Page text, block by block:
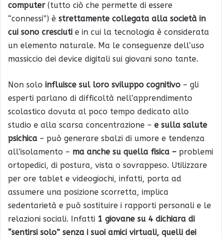
computer(tutto ciò che permette di essere
“connessi”) è strettamente collegata alla società in
cui sono cresciuti e in cui la tecnologia è considerata
un elemento naturale. Ma le conseguenze dell’uso
massiccio dei device digitali sui giovani sono tante.
Non solo influisce sul loro sviluppo cognitivo – gli
esperti parlano di difficoltà nell’apprendimento
scolastico dovuta al poco tempo dedicato allo
studio e alla scarsa concentrazione – e sulla salute
psichica – può generare sbalzi di umore e tendenza
all’isolamento – ma anche su quella fisica – problemi
ortopedici, di postura, vista o sovrappeso. Utilizzare
per ore tablet e videogiochi, infatti, porta ad
assumere una posizione scorretta, implica
sedentarietà e può sostituire i rapporti personali e le
relazioni sociali. Infatti 1 giovane su 4 dichiara di
“sentirsi solo” senza i suoi amici virtuali, quelli dei